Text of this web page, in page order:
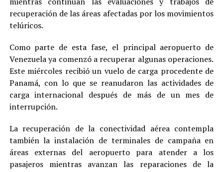
recuperación de las áreas afectadas por los movimientos
telúricos.
Como parte de esta fase, el principal aeropuerto de
Venezuela ya comenzó a recuperar algunas operaciones.
Este miércoles recibió un vuelo de carga procedente de
Panamá, con lo que se reanudaron las actividades de
carga internacional después de más de un mes de
interrupción.
La recuperación de la conectividad aérea contempla
también la instalación de terminales de campaña en
áreas externas del aeropuerto para atender a los
pasajeros mientras avanzan las reparaciones de la